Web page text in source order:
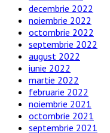
decembrie 2022
noiembrie 2022
octombrie 2022
septembrie 2022
august 2022
iunie 2022
martie 2022
februarie 2022
noiembrie 2021
octombrie 2021
septembrie 2021